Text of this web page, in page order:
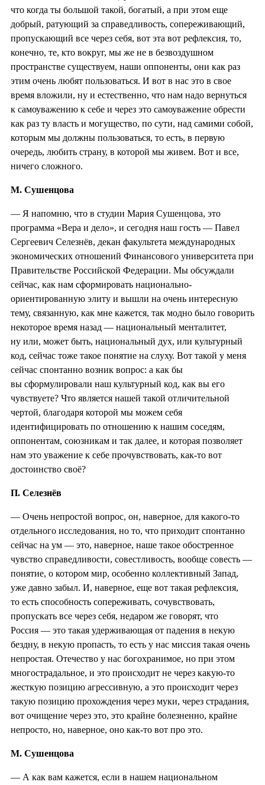
что когда ты большой такой, богатый, а при этом еще
добрый, ратующий за справедливость, сопереживающий,
пропускающий все через себя, вот эта вот рефлексия, то,
конечно, те, кто вокруг, мы же не в безвоздушном
пространстве существуем, наши оппоненты, они как раз
этим очень любят пользоваться. И вот в нас это в свое
время вложили, ну и естественно, что нам надо вернуться
к самоуважению к себе и через это самоуважение обрести
как раз ту власть и могущество, по сути, над самими собой,
которым мы должны пользоваться, то есть, в первую
очередь, любить страну, в которой мы живем. Вот и все,
ничего сложного.
М. Сушенцова
— Я напомню, что в студии Мария Сушенцова, это
программа «Вера и дело», и сегодня наш гость — Павел
Сергеевич Селезнёв, декан факультета международных
экономических отношений Финансового университета при
Правительстве Российской Федерации. Мы обсуждали
сейчас, как нам сформировать национально-
ориентированную элиту и вышли на очень интересную
тему, связанную, как мне кажется, так модно было говорить
некоторое время назад — национальный менталитет,
ну или, может быть, национальный дух, или культурный
код, сейчас тоже такое понятие на слуху. Вот такой у меня
сейчас спонтанно возник вопрос: а как бы
вы сформулировали наш культурный код, как вы его
чувствуете? Что является нашей такой отличительной
чертой, благодаря которой мы можем себя
идентифицировать по отношению к нашим соседям,
оппонентам, союзникам и так далее, и которая позволяет
нам это уважение к себе прочувствовать, как-то вот
достоинство своё?
П. Селезнёв
— Очень непростой вопрос, он, наверное, для какого-то
отдельного исследования, но то, что приходит спонтанно
сейчас на ум — это, наверное, наше такое обостренное
чувство справедливости, совестливость, вообще совесть —
понятие, о котором мир, особенно коллективный Запад,
уже давно забыл. И, наверное, еще вот такая рефлексия,
то есть способность сопереживать, сочувствовать,
пропускать все через себя, недаром же говорят, что
Россия — это такая удерживающая от падения в некую
бездну, в некую пропасть, то есть у нас миссия такая очень
непростая. Отечество у нас богохранимое, но при этом
многострадальное, и это происходит не через какую-то
жесткую позицию агрессивную, а это происходит через
такую позицию прохождения через муки, через страдания,
вот очищение через это, это крайне болезненно, крайне
непросто, но, наверное, оно как-то вот про это.
М. Сушенцова
— А как вам кажется, если в нашем национальном